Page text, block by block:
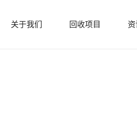
关于我们 回收项目